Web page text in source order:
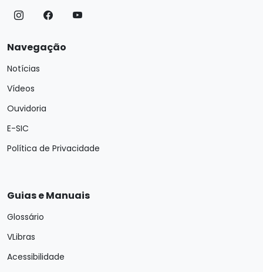
Navegação
Notícias
Vídeos
Ouvidoria
E-SIC
Política de Privacidade
Guias e Manuais
Glossário
VLibras
Acessibilidade